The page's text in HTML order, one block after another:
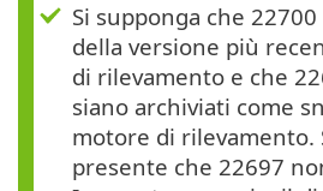
Si supponga che
della versione più
di rilevamento e che
siano archiviati come
motore di rilevamento.
presente che 22697